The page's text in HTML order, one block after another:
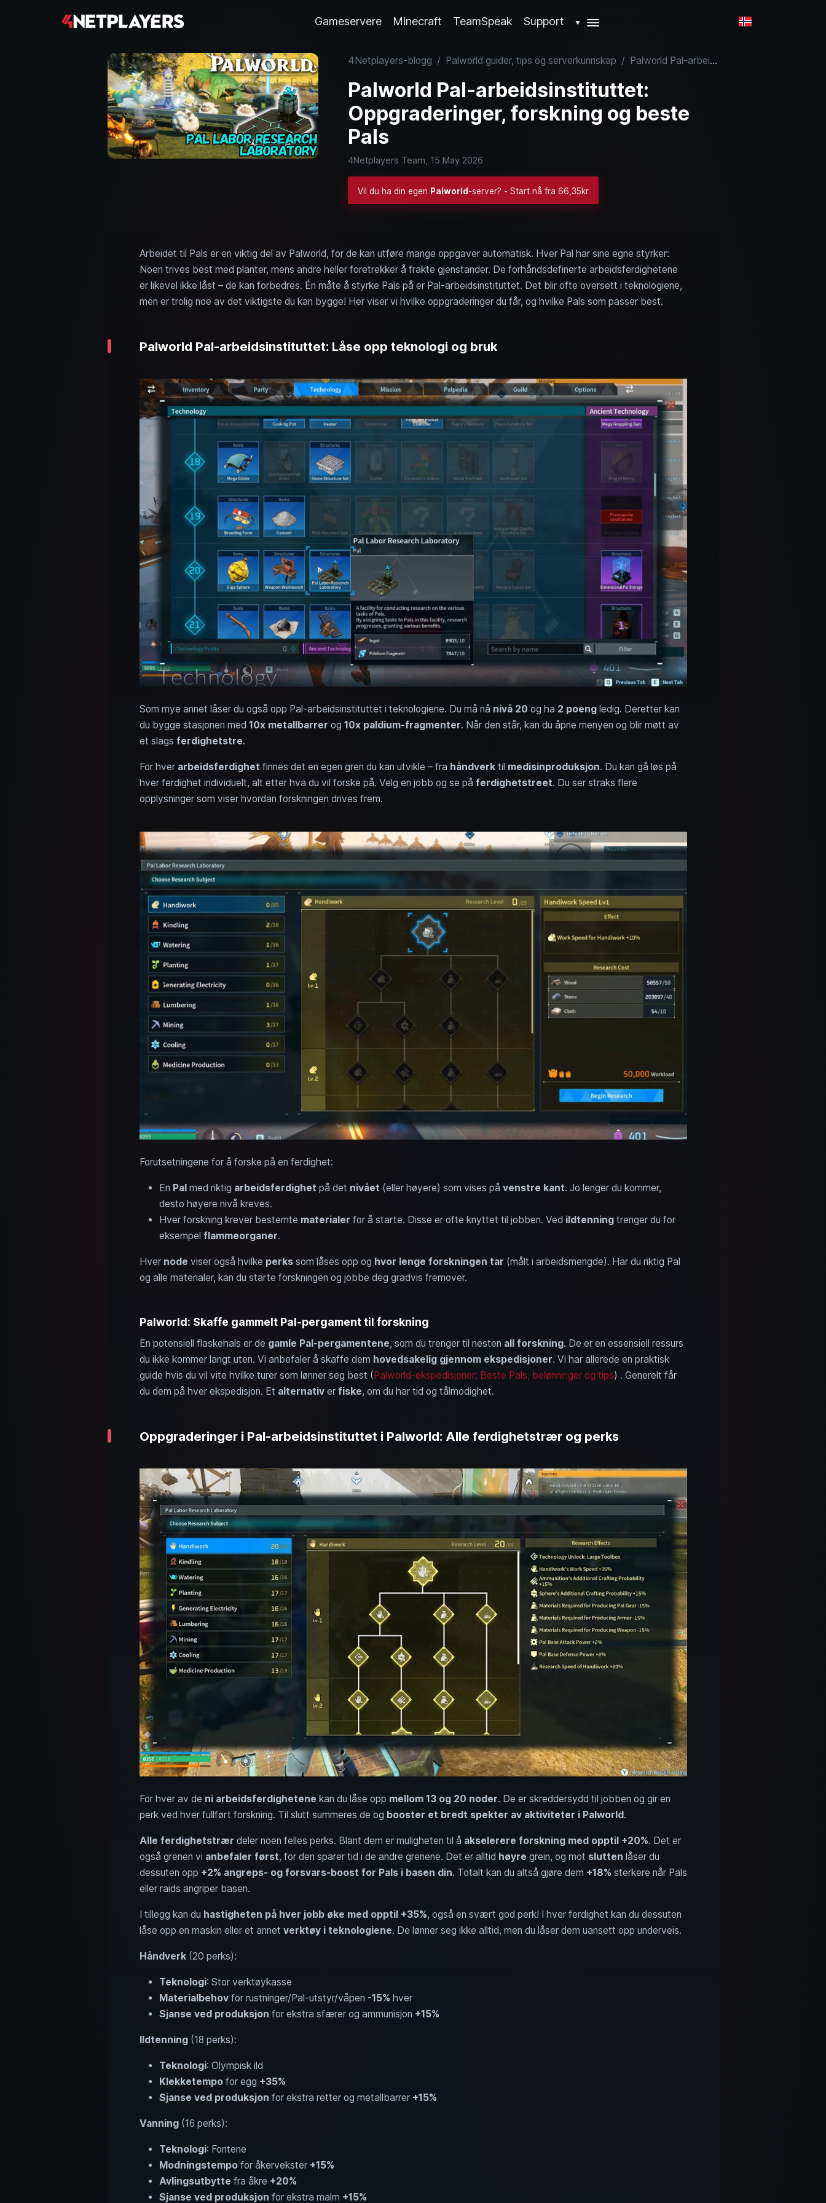
Gameservere Minecraft TeamSpeak Support ▼
4Netplayers-blogg / Palworld guider, tips og serverkunnskap / Palworld Pal-arbeidsinstituttet: Oppgraderinger, forskning og beste Pals
Palworld Pal-arbeidsinstituttet:
Oppgraderinger, forskning og beste
Pals
4Netplayers Team, 15 May 2026
Vil du ha din egen Palworld -server? - Start nå fra 66,35kr
Arbeidet til Pals er en viktig del av Palworld, for de kan utføre mange oppgaver automatisk. Hver Pal har sine egne styrker:
Noen trives best med planter, mens andre heller foretrekker å frakte gjenstander. De forhåndsdefinerte arbeidsferdighetene
er likevel ikke låst – de kan forbedres. Én måte å styrke Pals på er Pal-arbeidsinstituttet. Det blir ofte oversett i teknologiene,
men er trolig noe av det viktigste du kan bygge! Her viser vi hvilke oppgraderinger du får, og hvilke Pals som passer best.
Palworld Pal-arbeidsinstituttet: Låse opp teknologi og bruk
Som mye annet låser du også opp Pal-arbeidsinstituttet i teknologiene. Du må nå nivå 20 og ha 2 poengledig. Deretter kan
du bygge stasjonen med 10x metallbarrer og 10x paldium-fragmenter. Når den står, kan du åpne menyen og blir møtt av
et slags ferdighetstre.
For hver arbeidsferdighet finnes det en egen gren du kan utvikle – fra håndverktil medisinproduksjon. Du kan gå løs på
hver ferdighet individuelt, alt etter hva du vil forske på. Velg en jobb og se på ferdighetstreet. Du ser straks flere
opplysninger som viser hvordan forskningen drives frem.
Forutsetningene for å forske på en ferdighet:
En Palmed riktig arbeidsferdighet på det nivået (eller høyere) som vises på venstre kant. Jo lenger du kommer,
desto høyere nivå kreves.
Hver forskning krever bestemte materialer for å starte. Disse er ofte knyttet til jobben. Ved ildtenningtrenger du for
eksempel flammeorganer.
Hver node viser også hvilke perkssom låses opp og hvor lenge forskningen tar (målt i arbeidsmengde). Har du riktig Pal
og alle materialer, kan du starte forskningen og jobbe deg gradvis fremover.
Palworld: Skaffe gammelt Pal-pergament til forskning
En potensiell flaskehals er de gamle Pal-pergamentene, som du trenger til nesten all forskning. De er en essensiell ressurs
du ikke kommer langt uten. Vi anbefaler å skaffe dem hovedsakelig gjennom ekspedisjoner. Vi har allerede en praktisk
guide hvis du vil vite hvilke turer som lønner seg best (Palworld-ekspedisjoner: Beste Pals, belønninger og tips) . Generelt får
du dem på hver ekspedisjon. Et alternativer fiske, om du har tid og tålmodighet.
Oppgraderinger i Pal-arbeidsinstituttet i Palworld: Alle ferdighetstrær og perks
For hver av de ni arbeidsferdighetene kan du låse opp mellom 13 og 20 noder. De er skreddersydd til jobben og gir en
perk ved hver fullført forskning. Til slutt summeres de og booster et bredt spekter av aktiviteter i Palworld.
Alle ferdighetstrær deler noen felles perks. Blant dem er muligheten til å akselerere forskning med opptil +20%. Det er
også grenen vi anbefaler først, for den sparer tid i de andre grenene. Det er alltid høyre grein, og mot slutten låser du
dessuten opp +2% angreps- og forsvars-boost for Pals i basen din. Totalt kan du altså gjøre dem +18% sterkere når Pals
eller raids angriper basen.
I tillegg kan du hastigheten på hver jobb øke med opptil +35%, også en svært god perk! I hver ferdighet kan du dessuten
låse opp en maskin eller et annet verktøy i teknologiene. De lønner seg ikke alltid, men du låser dem uansett opp underveis.
Håndverk(20 perks):
Teknologi: Stor verktøykasse
Materialbehovfor rustninger/Pal-utstyr/våpen -15% hver
Sjanse ved produksjon for ekstra sfærer og ammunisjon +15%
Ildtenning(18 perks):
Teknologi: Olympisk ild
Klekketempofor egg +35%
Sjanse ved produksjon for ekstra retter og metallbarrer +15%
Vanning(16 perks):
Teknologi: Fontene
Modningstempofor åkervekster +15%
Avlingsutbytte fra åkre +20%
Sjanse ved produksjon for ekstra malm +15%